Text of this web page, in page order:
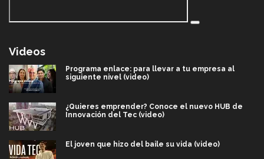
Videos
Programa enlace: para llevar a tu empresa al
siguiente nivel (video)
¿Quieres emprender? Conoce el nuevo HUB de
Innovación del Tec (video)
El joven que hizo del baile su vida (video)